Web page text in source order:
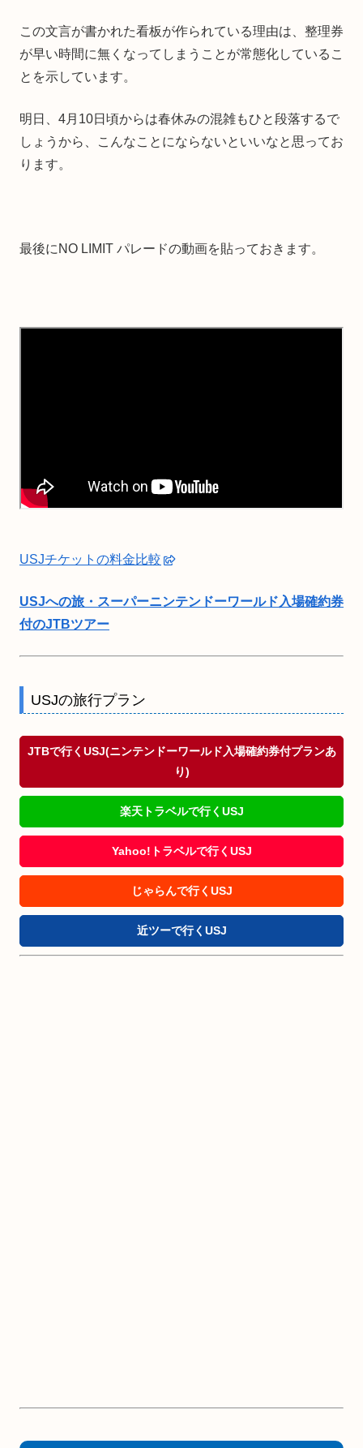
この文言が書かれた看板が作られている理由は、整理券
が早い時間に無くなってしまうことが常態化しているこ
とを示しています。
明日、4月10日頃からは春休みの混雑もひと段落するで
しょうから、こんなことにならないといいなと思ってお
ります。
最後にNO LIMIT パレードの動画を貼っておきます。
USJチケットの料金比較
USJへの旅・スーパーニンテンドーワールド入場確約券
付のJTBツアー
USJの旅行プラン
JTBで行くUSJ(ニンテンドーワールド入場確約券付プランあ
り)
楽天トラベルで行くUSJ
Yahoo!トラベルで行くUSJ
じゃらんで行くUSJ
近ツーで行くUSJ